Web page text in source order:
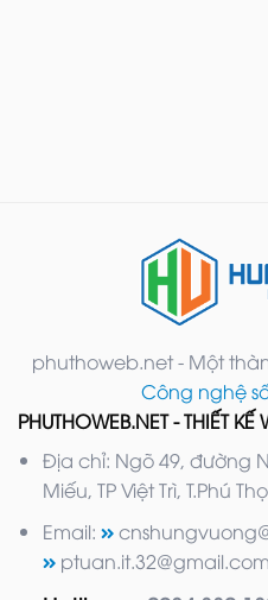
phuthoweb.net - Một
Công nghệ
PHUTHOWEB.NET - THIẾT
Địa chỉ: Ngõ 49, đường
Miếu, TP Việt Trì, T.Phú Thọ
Email:
ptuan.it.32@gmail.com